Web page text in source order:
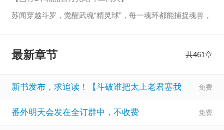
苏闻穿越斗罗，觉醒武魂“精灵球”，每一魂环都能捕捉魂兽，
最新章节 共461章
新书发布，求追读！【斗破谁把太上老君塞我
番外明天会发在全订群中，不收费